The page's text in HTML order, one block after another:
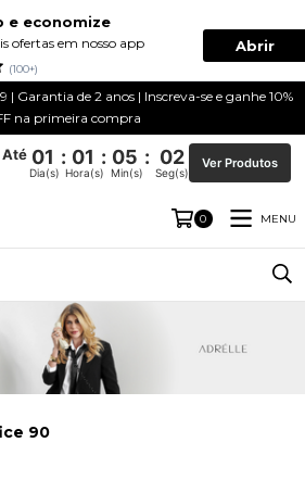
e economize
ofertas em nosso app
(100+)
Abrir
| Garantia de 2 anos | Inscreva-se e ganhe 10%
na primeira compra
Até 01 : 01 : 05 : 01
Dia(s) Hora(s) Min(s) Seg(s)
Ver Produtos
0 MENU
90